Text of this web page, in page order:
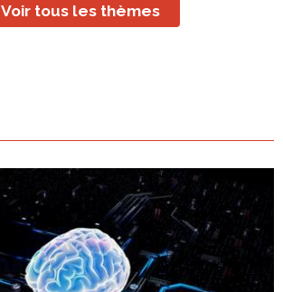
Voir tous les thèmes